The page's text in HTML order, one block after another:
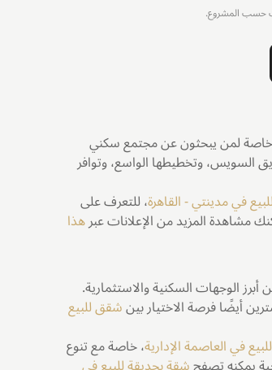
حسب المشروع.
لمن يبحثون عن مجتمع سكني
السويس، وتخطيطها الواسع، وتوافر
في مدينتي - القاهرة، للتعرف على
مشاهدة المزيد من الإعلانات عبرهذا
الوجهات السكنية والاستثمارية.
أيضًا فرصة الاختيار بينشقق للبيع
في العاصمة الإدارية، خاصة مع تنوع